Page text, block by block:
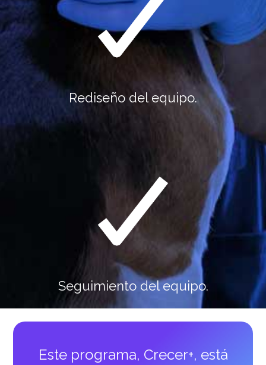
Rediseño del equipo.
Seguimiento del equipo.
Este programa, Crecer+, está